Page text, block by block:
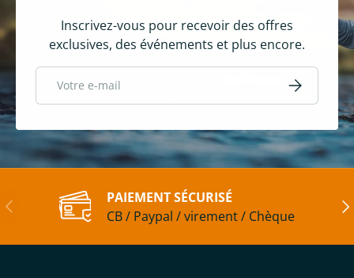
Inscrivez-vous pour recevoir des offres
exclusives, des événements et plus encore.
S’inscrire
Précédent
PAIEMENT SÉCURISÉ
CB / Paypal / virement / Chèque